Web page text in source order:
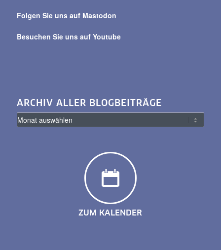
Folgen Sie uns auf Mastodon
Besuchen Sie uns auf Youtube
ARCHIV ALLER BLOGBEITRÄGE
ZUM KALENDER